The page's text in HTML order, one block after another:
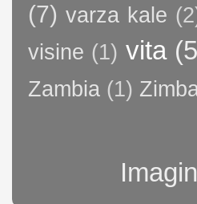
(7) varza kale
visine (1) vita
Zambia (1)